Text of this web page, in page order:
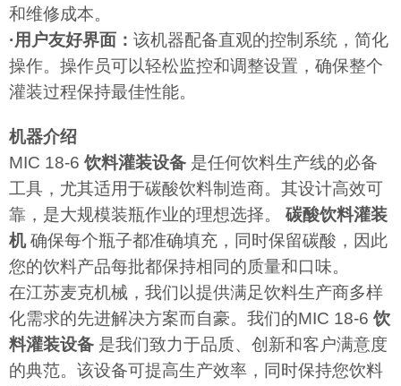
和维修成本。
·用户友好界面： 该机器配备直观的控制系统，简化
操作。操作员可以轻松监控和调整设置，确保整个
灌装过程保持最佳性能。
机器介绍
MIC 18-6 饮料灌装设备 是任何饮料生产线的必备
工具，尤其适用于碳酸饮料制造商。其设计高效可
靠，是大规模装瓶作业的理想选择。 碳酸饮料灌装
机确保每个瓶子都准确填充，同时保留碳酸，因此
您的饮料产品每批都保持相同的质量和口味。
在江苏麦克机械，我们以提供满足饮料生产商多样
化需求的先进解决方案而自豪。我们的MIC 18-6 饮
料灌装设备 是我们致力于品质、创新和客户满意度
的典范。该设备可提高生产效率，同时保持您饮料